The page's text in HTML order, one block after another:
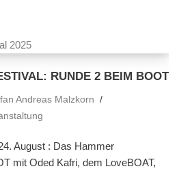
RUNDE 2 BEIM BOOT
Andreas Malzkorn
August : Das Hammer
mit Oded Kafri, dem LoveBOAT,